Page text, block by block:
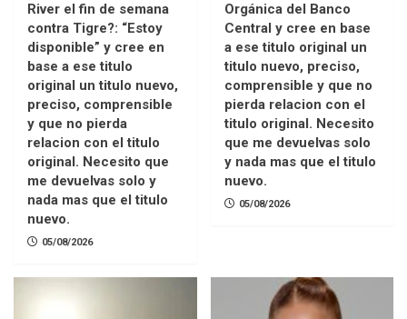
River el fin de semana
contra Tigre?: “Estoy
disponible” y cree en
base a ese titulo
original un titulo nuevo,
preciso, comprensible
y que no pierda
relacion con el titulo
original. Necesito que
me devuelvas solo y
nada mas que el titulo
nuevo.
05/08/2026
Orgánica del Banco
Central y cree en base
a ese titulo original un
titulo nuevo, preciso,
comprensible y que no
pierda relacion con el
titulo original. Necesito
que me devuelvas solo
y nada mas que el titulo
nuevo.
05/08/2026